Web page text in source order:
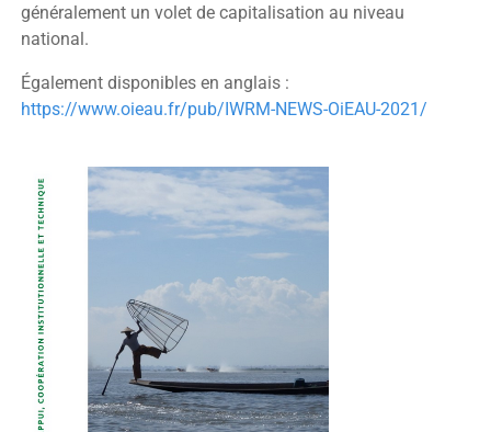
généralement un volet de capitalisation au niveau
national.
Également disponibles en anglais :
https://www.oieau.fr/pub/IWRM-NEWS-OiEAU-2021/